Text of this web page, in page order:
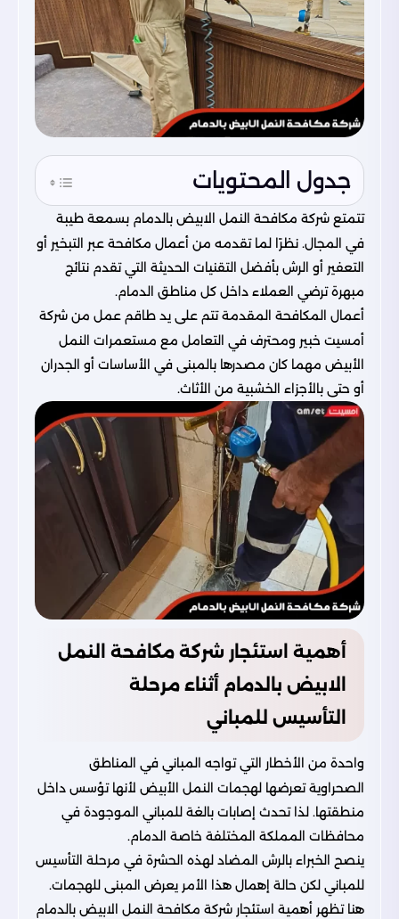
جدول المحتويات
تتمتع شركة مكافحة النمل الابيض بالدمام بسمعة طيبة
في المجال. نظرًا لما تقدمه من أعمال مكافحة عبر التبخير أو
التعفير أو الرش بأفضل التقنيات الحديثة التي تقدم نتائج
مبهرة ترضي العملاء داخل كل مناطق الدمام.
أعمال المكافحة المقدمة تتم على يد طاقم عمل من شركة
أمسيت خبير ومحترف في التعامل مع مستعمرات النمل
الأبيض مهما كان مصدرها بالمبنى في الأساسات أو الجدران
أو حتى بالأجزاء الخشبية من الأثاث.
أهمية استئجار شركة مكافحة النمل
الابيض بالدمام أثناء مرحلة
التأسيس للمباني
واحدة من الأخطار التي تواجه المباني في المناطق
الصحراوية تعرضها لهجمات النمل الأبيض لأنها تؤسس داخل
منطقتها. لذا تحدث إصابات بالغة للمباني الموجودة في
محافظات المملكة المختلفة خاصة الدمام.
ينصح الخبراء بالرش المضاد لهذه الحشرة في مرحلة التأسيس
للمباني لكن حالة إهمال هذا الأمر يعرض المبنى للهجمات.
هنا تظهر أهمية استئجار شركة مكافحة النمل الابيض بالدمام